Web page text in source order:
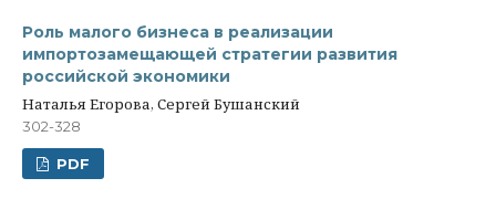
Роль малого бизнеса в реализации
импортозамещающей стратегии развития
российской экономики
Наталья Егорова, Сергей Бушанский
302-328
PDF